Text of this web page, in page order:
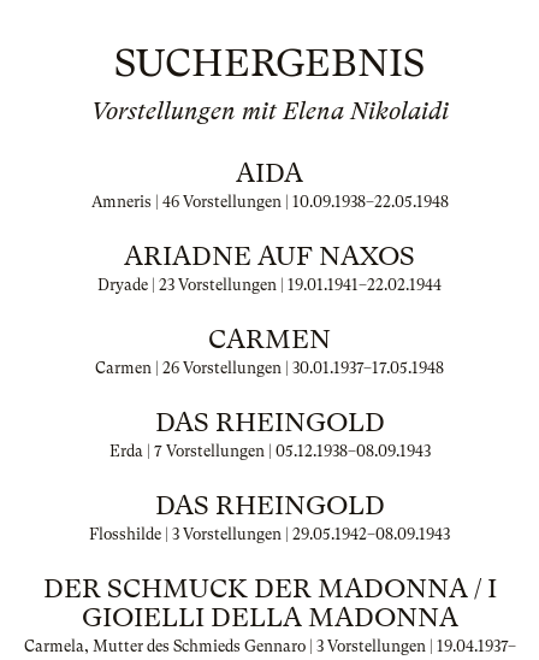
SUCHERGEBNIS
Vorstellungen mit Elena Nikolaidi
AIDA
Amneris | 46 Vorstellungen | 10.09.1938–22.05.1948
ARIADNE AUF NAXOS
Dryade | 23 Vorstellungen | 19.01.1941–22.02.1944
CARMEN
Carmen | 26 Vorstellungen | 30.01.1937–17.05.1948
DAS RHEINGOLD
Erda | 7 Vorstellungen | 05.12.1938–08.09.1943
DAS RHEINGOLD
Flosshilde | 3 Vorstellungen | 29.05.1942–08.09.1943
DER SCHMUCK DER MADONNA / I
GIOIELLI DELLA MADONNA
Carmela, Mutter des Schmieds Gennaro | 3 Vorstellungen | 19.04.1937–